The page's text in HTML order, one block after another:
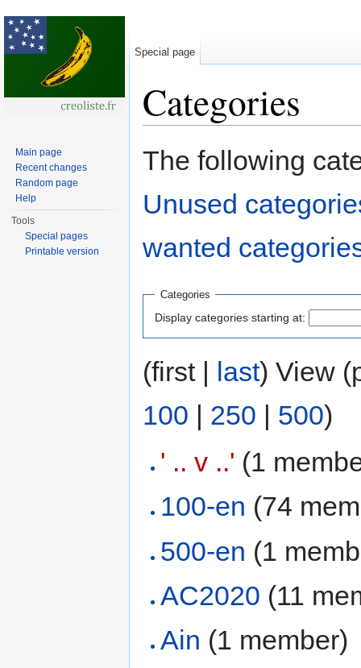
Categories
The following
Unused
wanted
Categories
Display categories starting at:
(first | last) View
100 | 250 | 500)
' .. v ..' (1
100-en (74
500-en (1
AC2020 (11
Ain ‏‎ (1 member)
Special page
Main page
Recent changes
Random page
Help
Tools
Special pages
Printable version